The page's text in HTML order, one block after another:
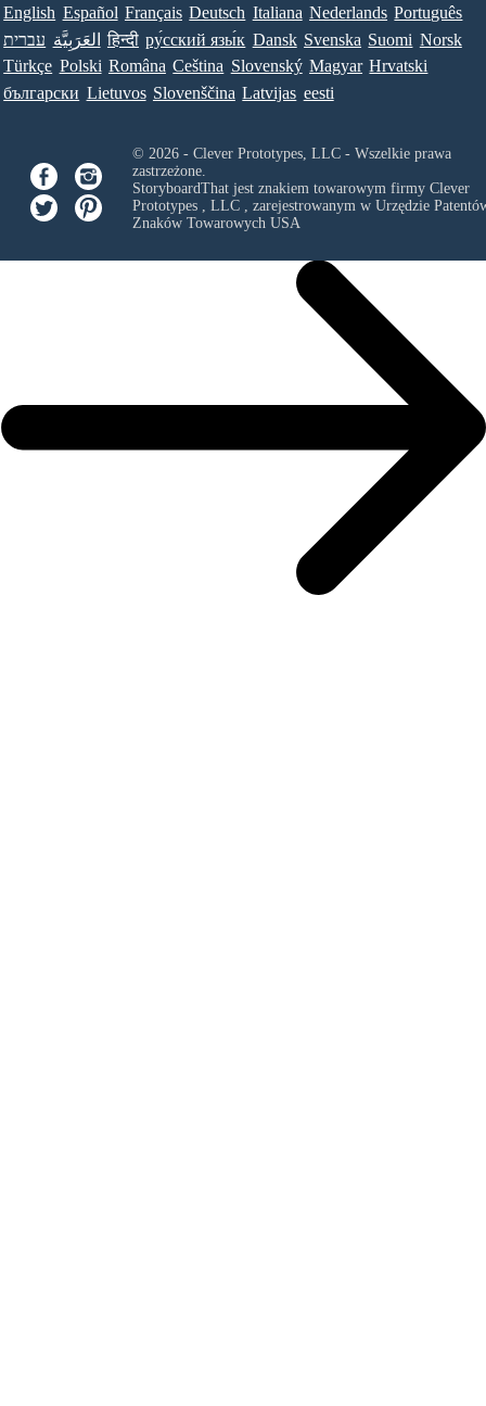
English Español Français Deutsch Italiana Nederlands Português
עברית العَرَبِيَّة हिन्दी ру́сский язы́к Dansk Svenska Suomi Norsk
Türkçe Polski Româna Ceština Slovenský Magyar Hrvatski
български Lietuvos Slovenščina Latvijas eesti
© 2026 - Clever Prototypes, LLC - Wszelkie prawa
zastrzeżone.
StoryboardThat jest znakiem towarowym firmy Clever
Prototypes , LLC, zarejestrowanym w Urzędzie
Znaków Towarowych USA